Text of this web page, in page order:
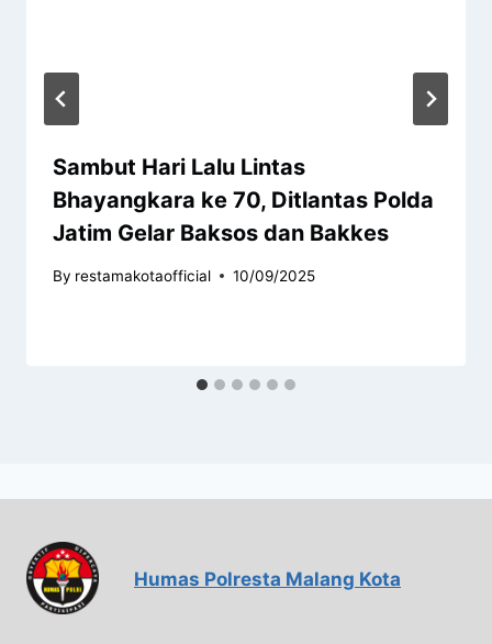
Sambut Hari Lalu Lintas
Bhayangkara ke 70, Ditlantas Polda
Jatim Gelar Baksos dan Bakkes
By restamakotaofficial 10/09/2025
Humas Polresta Malang Kota